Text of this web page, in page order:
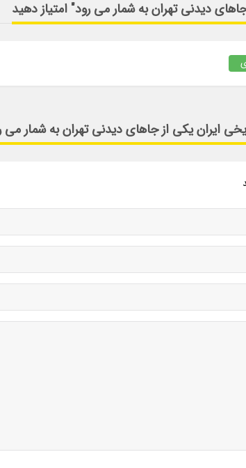
دیدنی تهران به شمار می رود" امتیاز دهید
ایران یکی از جاهای دیدنی تهران به شمار می